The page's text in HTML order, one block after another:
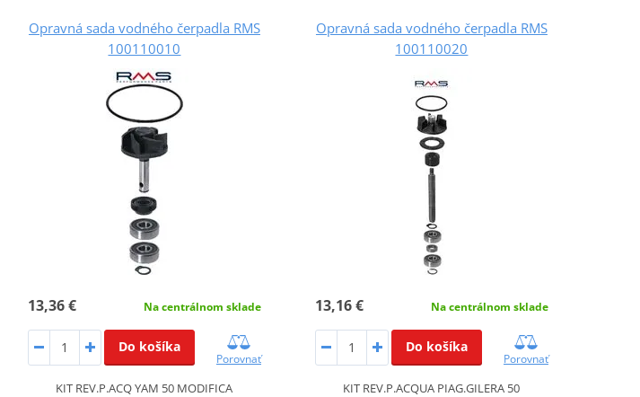
Opravná sada vodného čerpadla RMS
100110010
13,36 € Na centrálnom sklade
Do košíka
Porovnať
KIT REV.P.ACQ YAM 50 MODIFICA
Opravná sada vodného čerpadla RMS
100110020
13,16 € Na centrálnom sklade
Do košíka
Porovnať
KIT REV.P.ACQUA PIAG.GILERA 50